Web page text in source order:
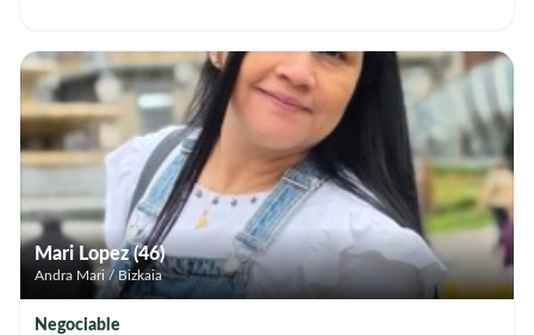
Mari Lopez (46)
Andra Mari / Bizkaia
Negociable